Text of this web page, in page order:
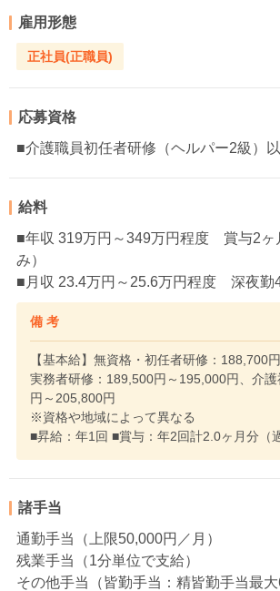
雇用形態
正社員(正職員)
応募資格
■介護職員初任者研修（ヘルパー2級）
給料
■年収 319万円～349万円程度 賞与2ヶ
み）
■月収 23.4万円～25.6万円程度 深夜勤
備 考
【基本給】無資格・初任者研修：188,700
実務者研修：189,500円～195,000円、介
円～205,800円
※資格や地域によって異なる
■昇給：年1回 ■賞与：年2回計2.0ヶ月分（
諸手当
通勤手当（上限50,000円／月）
残業手当（1分単位で支給）
その他手当（皆勤手当：精皆勤手当最